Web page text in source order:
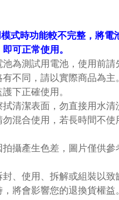
式時功能較不完整，將電
可正常使用。
為測試用電池，使用前請
不同，請以實際商品為主。
下正確使用。
清潔表面，勿直接用水清
混合使用，若長時間不使
攝產生色差，圖片僅供參
、使用、拆解或組裝以致
將會影響您的退換貨權益。